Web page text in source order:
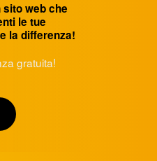
web che
le tue
la differenza!
gratuita!